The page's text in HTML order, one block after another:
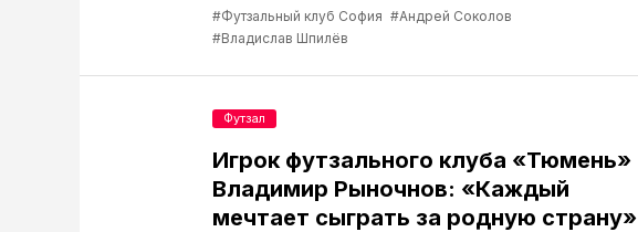
#Футзальный клуб София #Андрей Соколов
#Владислав Шпилёв
Игрок футзального клуба «Тюмень»
Владимир Рыночнов: «Каждый
мечтает сыграть за родную страну»
Футзал